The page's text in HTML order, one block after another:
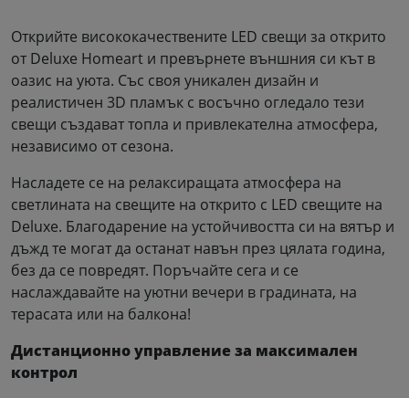
Открийте висококачествените LED свещи за открито
от Deluxe Homeart и превърнете външния си кът в
оазис на уюта. Със своя уникален дизайн и
реалистичен 3D пламък с восъчно огледало тези
свещи създават топла и привлекателна атмосфера,
независимо от сезона.
Насладете се на релаксиращата атмосфера на
светлината на свещите на открито с LED свещите на
Deluxe. Благодарение на устойчивостта си на вятър и
дъжд те могат да останат навън през цялата година,
без да се повредят. Поръчайте сега и се
наслаждавайте на уютни вечери в градината, на
терасата или на балкона!
Дистанционно управление за максимален
контрол